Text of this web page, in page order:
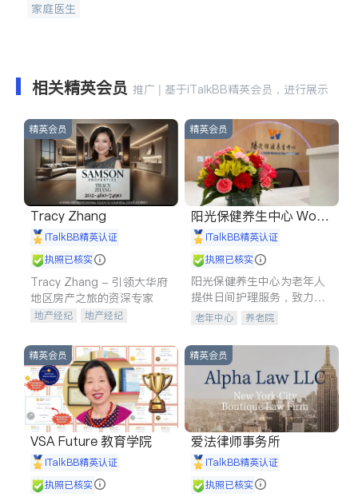
家庭医生
相关精英会员 推广 | 基于iTalkBB精英会员，进行展示
精英会员
Tracy Zhang
iTalkBB精英认证
执照已核实
Tracy Zhang - 引领大华府
地区房产之旅的资深专家
地产经纪
地产经纪
商铺租售
开发商建商
精英会员
阳光保健养生中心 World
shine
iTalkBB精英认证
执照已核实
阳光保健养生中心为老年人
提供日间护理服务，致力于
通过持续的护理创新来有效
老年中心 养老院
精英会员
VSA Future 教育学院
iTalkBB精英认证
执照已核实
精英会员
爱法律师事务所
iTalkBB精英认证
执照已核实